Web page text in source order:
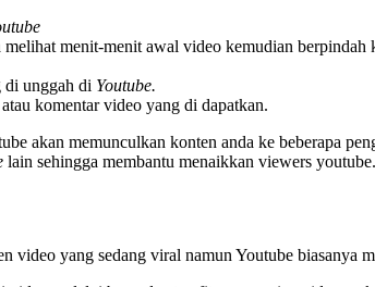
menit-menit awal video kemudian berpindah
di unggah di Youtube.
atau komentar video yang di dapatkan.
akan memunculkan konten anda ke beberapa
lain sehingga membantu menaikkan viewers youtube.
video yang sedang viral namun Youtube biasanya